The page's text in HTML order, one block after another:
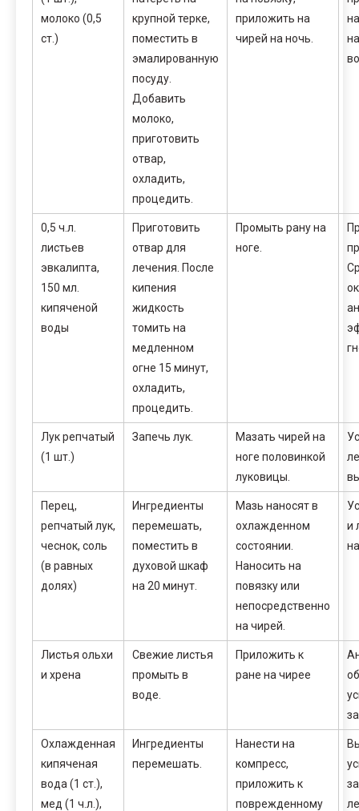
молоко (0,5
ст.)
крупной терке,
поместить в
эмалированную
посуду.
Добавить
молоко,
приготовить
отвар,
охладить,
процедить.
приложить на
чирей на ночь.
0,5 ч.л.
листьев
эвкалипта,
150 мл.
кипяченой
воды
Приготовить
отвар для
лечения. После
кипения
жидкость
томить на
медленном
огне 15 минут,
охладить,
процедить.
Промыть рану на
ноге.
Лук репчатый
(1 шт.)
Запечь лук.
Мазать чирей на
ноге половинкой
луковицы.
Перец,
репчатый лук,
чеснок, соль
(в равных
долях)
Ингредиенты
перемешать,
поместить в
духовой шкаф
на 20 минут.
Мазь наносят в
охлажденном
состоянии.
Наносить на
повязку или
непосредственно
на чирей.
и
Листья ольхи
и хрена
Свежие листья
промыть в
воде.
Приложить к
ране на чирее
Охлажденная
кипяченая
вода (1 ст.),
мед (1 ч.л.),
Ингредиенты
перемешать.
Нанести на
компресс,
приложить к
поврежденному